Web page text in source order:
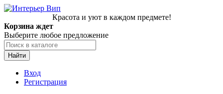
Красота и уют в каждом предмете!
Корзина ждет
Выберите любое предложение
Найти
Вход
Регистрация